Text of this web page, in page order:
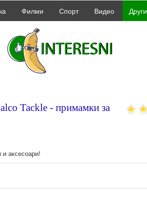
Филми Спорт Видео Други
Tackle - примамки за
аксесоари!